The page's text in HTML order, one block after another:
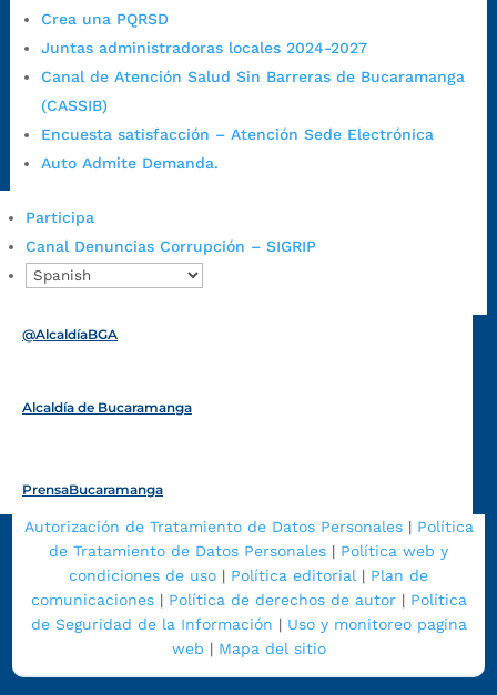
Crea una PQRSD
Juntas administradoras locales 2024-2027
Canal de Atención Salud Sin Barreras de Bucaramanga
(CASSIB)
Encuesta satisfacción – Atención Sede Electrónica
Auto Admite Demanda.
Participa
Canal Denuncias Corrupción – SIGRIP
Canal de denuncia para presuntos actos de corrupción:
Radique aquí su queja disciplinaria:
Alcaldía de Bucaramanga
@AlcaldíaBGA
Alcaldía de Bucaramanga
PrensaBucaramanga
Autorización de Tratamiento de Datos Personales| Política
de Tratamiento de Datos Personales | Política web y
condiciones de uso | Política editorial | Plan de
comunicaciones| Política de derechos de autor| Política
de Seguridad de la Información | Uso y monitoreo pagina
web | Mapa del sitio